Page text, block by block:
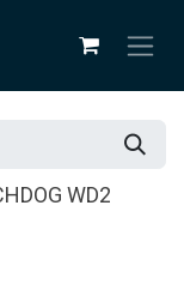
WD2